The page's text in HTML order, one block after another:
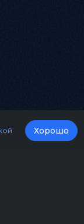
Хорошо